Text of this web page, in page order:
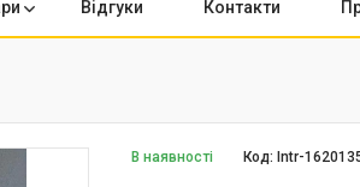
Відгуки Контакти
В наявності Код: Intr-